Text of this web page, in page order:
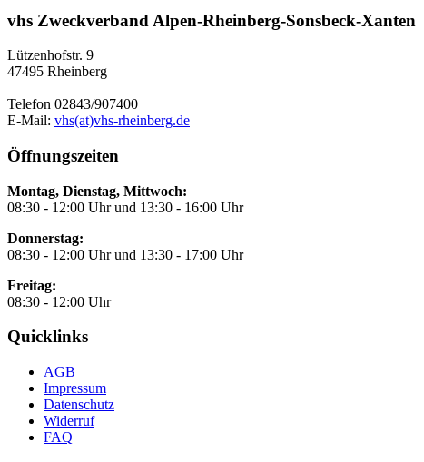
vhs Zweckverband Alpen-Rheinberg-Sonsbeck-Xanten
Lützenhofstr. 9
47495 Rheinberg
Telefon 02843/907400
E-Mail: vhs(at)vhs-rheinberg.de
Öffnungszeiten
Montag, Dienstag, Mittwoch:
08:30 - 12:00 Uhr und 13:30 - 16:00 Uhr
Donnerstag:
08:30 - 12:00 Uhr und 13:30 - 17:00 Uhr
Freitag:
08:30 - 12:00 Uhr
Quicklinks
AGB
Impressum
Datenschutz
Widerruf
FAQ